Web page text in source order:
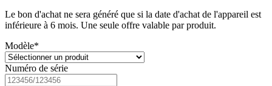
Le bon d'achat ne sera généré que si la date d'achat de l'appareil est
inférieure à 6 mois. Une seule offre valable par produit.
Modèle*
Numéro de série